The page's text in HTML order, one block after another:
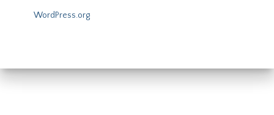
WordPress.org